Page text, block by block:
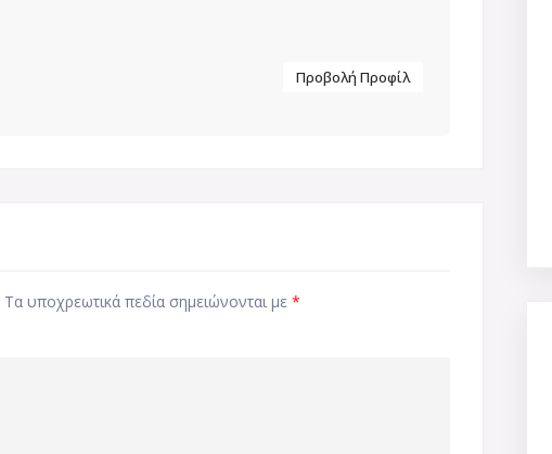
Προβολή Προφίλ
Τα υποχρεωτικά πεδία σημειώνονται με *